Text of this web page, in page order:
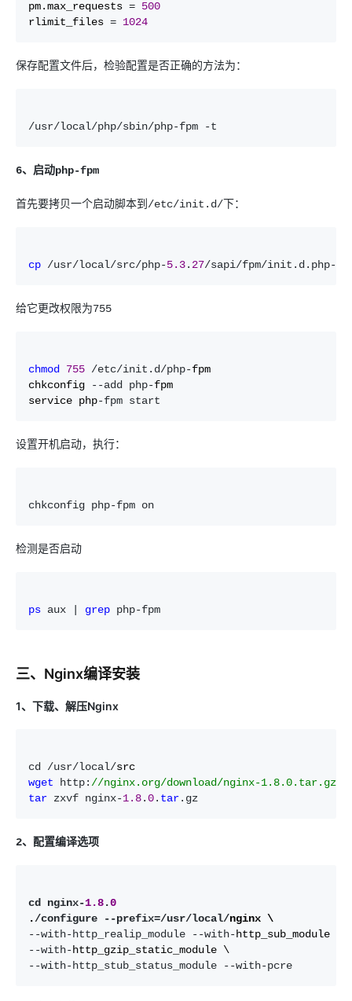
pm.max_requests = 500
rlimit_files = 1024
保存配置文件后，检验配置是否正确的方法为：
/usr/local/php/sbin/php-fpm -t
6、启动php-fpm
首先要拷贝一个启动脚本到/etc/init.d/下：
cp /usr/local/src/php-5.3 . 27/sapi/fpm/init.d.php-
给它更改权限为755
chmod 755 /etc/init.d/php-fpm
chkconfig
--add php-fpm
service php-fpm start
设置开机启动，执行：
chkconfig php-fpm on
检测是否启动
ps aux | grep php-fpm
三、Nginx编译安装
1、下载、解压Nginx
cd /usr/local/
wget http: //nginx.org/download/nginx-1.8.0.tar.gz
tar zxvf nginx-1.8 . 0 . tar .gz
2、配置编译选项
cd nginx-1.8 .0
./configure --prefix=/usr/local/
--with-http_realip_module --with-
--with-
--with-http_stub_status_module --with-pcre